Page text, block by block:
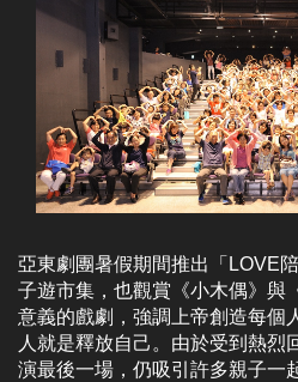
亞東劇團暑假期間推出「LOVE
子遊市集，也觀賞《小木偶》與
意義的戲劇，強調上帝創造每個
人就是釋放自己。由於受到熱烈
演最後一場，仍吸引許多親子一